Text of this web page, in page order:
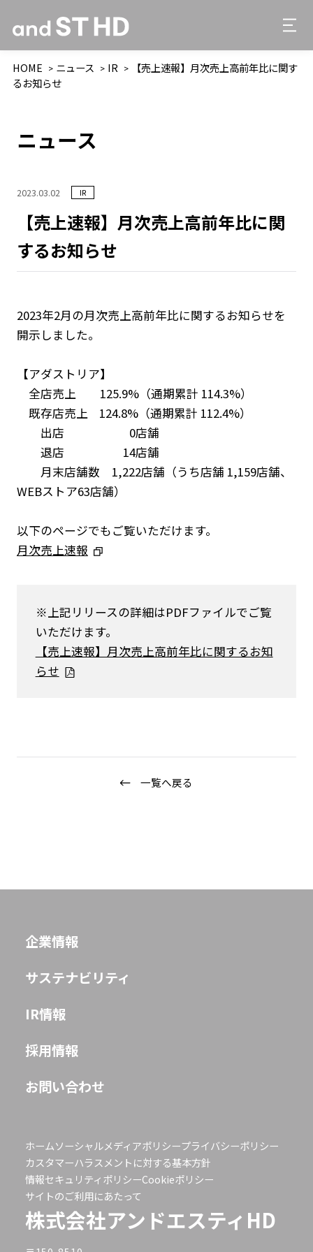
企業情報
サステナビリティ
HOME ニュース IR
【売上速報】月次売上高前年比に関す
るお知らせ
ニュース
2023.03.02 IR
【売上速報】月次売上高前年比に関
するお知らせ
2023年2月の月次売上高前年比に関するお知らせを
開示しました。
【アダストリア】
全店売上 125.9%（通期累計 114.3%）
既存店売上 124.8%（通期累計 112.4%）
出店 0店舗
退店 14店舗
月末店舗数 1,222店舗（うち店舗 1,159店舗、
WEBストア63店舗）
以下のページでもご覧いただけます。
月次売上速報
※上記リリースの詳細はPDFファイルでご覧
いただけます。
【売上速報】月次売上高前年比に関するお知
らせ
一覧へ戻る
企業情報
サステナビリティ
IR情報
採用情報
お問い合わせ
ホームソーシャルメディアポリシープライバシーポリシー
カスタマーハラスメントに対する基本方針
情報セキュリティポリシーCookieポリシー
サイトのご利用にあたって
株式会社アンドエスティHD